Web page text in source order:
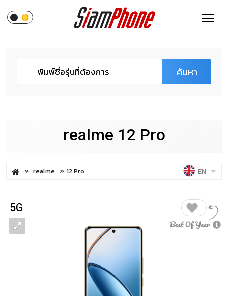
ค้นหา
realme 12 Pro
realme 12 Pro EN
5G